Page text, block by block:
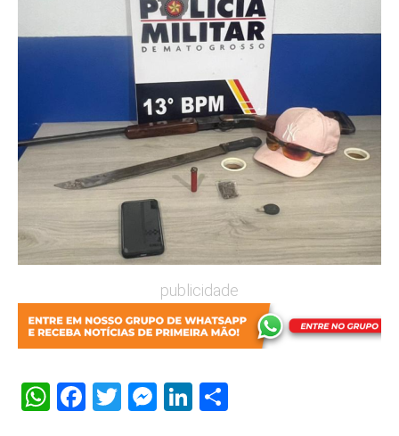
publicidade
WhatsApp
Facebook
Twitter
Messenger
LinkedIn